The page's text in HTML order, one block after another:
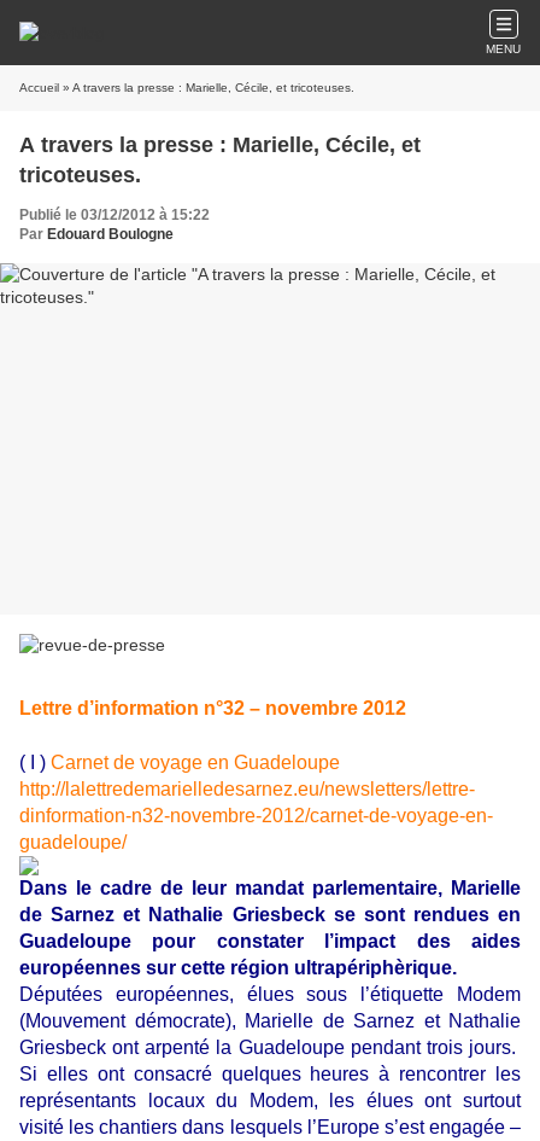
MENU
Accueil » A travers la presse : Marielle, Cécile, et tricoteuses.
A travers la presse : Marielle, Cécile, et
tricoteuses.
Publié le 03/12/2012 à 15:22
Par Edouard Boulogne
Lettre d’information n°32 – novembre 2012
( I ) Carnet de voyage en Guadeloupe
http://lalettredemarielledesarnez.eu/newsletters/lettre-
dinformation-n32-novembre-2012/carnet-de-voyage-en-
guadeloupe/
Dans le cadre de leur mandat parlementaire, Marielle
de Sarnez et Nathalie Griesbeck se sont rendues en
Guadeloupe pour constater l’impact des aides
européennes sur cette région ultrapériphèrique.
Députées européennes, élues sous l’étiquette Modem
(Mouvement démocrate), Marielle de Sarnez et Nathalie
Griesbeck ont arpenté la Guadeloupe pendant trois jours.
Si elles ont consacré quelques heures à rencontrer les
représentants locaux du Modem, les élues ont surtout
visité les chantiers dans lesquels l’Europe s’est engagée –